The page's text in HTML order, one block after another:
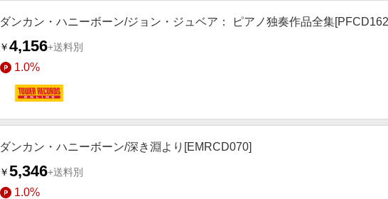
ダンカン・ハニーボーン/ジョン・ジュベア： ピアノ独奏作品全集
￥4,156+送料別
1.0%
ダンカン・ハニーボーン/深き淵より[EMRCD070]
￥5,346+送料別
1.0%